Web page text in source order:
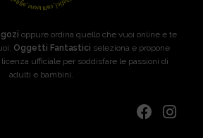
oppure ordina quello che vuoi online e te
Oggetti Fantastici seleziona e propone
ufficiale per soddisfare le passioni di
adulti e bambini.